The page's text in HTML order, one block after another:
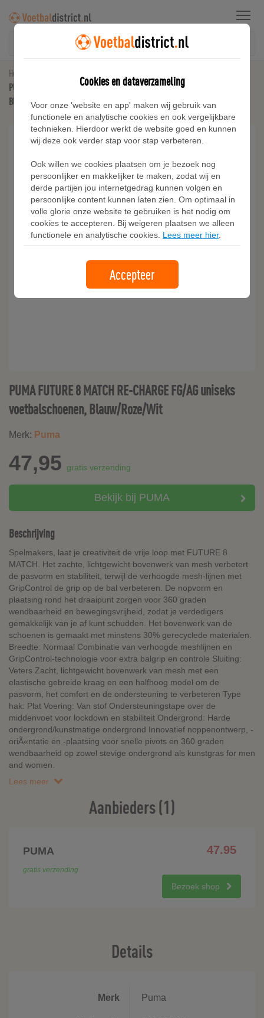
Menu
Home
PUMA FUTURE 8 MATCH RE-CHARGE FG/AG uniseks voetbalschoenen,
Blauw/Roze/Wit
PUMA FUTURE 8 MATCH RE-CHARGE FG/AG uniseks
voetbalschoenen, Blauw/Roze/Wit
Merk: Puma
47,95 gratis verzending
Bekijk bij PUMA
Beschrijving
Spelmakers, laat je creativiteit de vrije loop met FUTURE 8
MATCH. Het zachte, lichtgewicht bovenwerk van mesh verbetert
de pasvorm en stabiliteit, terwijl de verhoogde mesh-lijnen met
GripControl de grip op de bal verbeteren. De nopvorm en
plaatsing rond het draaipunt zorgen voor 360 graden
wendbaarheid en bewegingsvrijheid, zodat je verdedigers
gemakkelijk van je af kunt schudden. Het bovenwerk van de
schoenen is gemaakt met minstens 30% gerecyclede materialen.
Breedte: Normaal Combinatie van verhoogde meshlijnen en
GripControl-technologie voor extra balgrip en controle Sluiting:
Veters Zacht, lichtgewicht bovenwerk van mesh met een
elastische gebreide kraag en een halfhoog model om de
pasvorm, het comfort en de ondersteuning te verbeteren Type
hak: Plat Voering: Van stof Ondersteuningstape over de
middenvoet voor lockdown en stabiliteit Ondergrond: Harde
ondergrond/kunstmatige ondergrond Innovatief noppenontwerp, -
oriÃ«ntatie en -plaatsing voor snelle pivots en 360 graden
wendbaarheid op zowel stevige ondergrond als kunstgras for men
and women.
Lees meer
Aanbieders (1)
PUMA 47.95
gratis verzending
Bezoek shop
Details
Merk Puma
Cookies en dataverzameling
Voor onze 'website en app' maken wij gebruik van
functionele en analytische cookies en ook vergelijkbare
technieken. Hierdoor werkt de website goed en kunnen
wij deze ook verder stap voor stap verbeteren.
Ook willen we cookies plaatsen om je bezoek nog
persoonlijker en makkelijker te maken, zodat wij en
derde partijen jou internetgedrag kunnen volgen en
persoonlijke content kunnen laten zien. Om optimaal in
volle glorie onze website te gebruiken is het nodig om
cookies te accepteren. Bij weigeren plaatsen we alleen
functionele en analytische cookies. Lees meer hier.
Accepteer